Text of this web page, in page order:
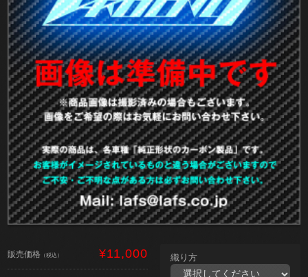
販売価格 （税込） ¥11,000 織り方